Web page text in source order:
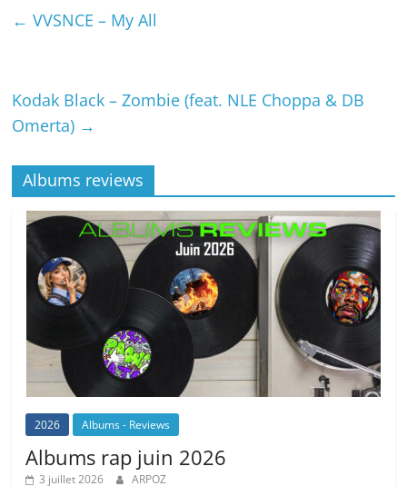
← VVSNCE – My All
Kodak Black – Zombie (feat. NLE Choppa & DB
Omerta) →
Albums reviews
2026 Albums - Reviews
Albums rap juin 2026
3 juillet 2026 ARPOZ